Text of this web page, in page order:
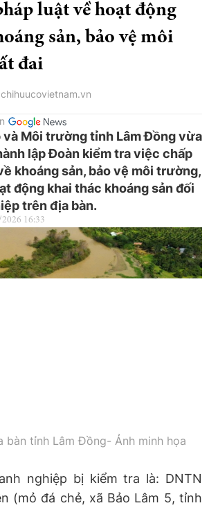
luật về hoạt động
sản, bảo vệ môi
đai
và Môi trường tỉnh Lâm Đồng vừa
lập Đoàn kiểm tra việc chấp
khoáng sản, bảo vệ môi trường,
động khai thác khoáng sản đối
trên địa bàn.
16:33
bàn tỉnh Lâm Đồng- Ảnh minh họa
nghiệp bị kiểm tra là: DNTN
(mỏ đá chẻ, xã Bảo Lâm 5, tỉnh